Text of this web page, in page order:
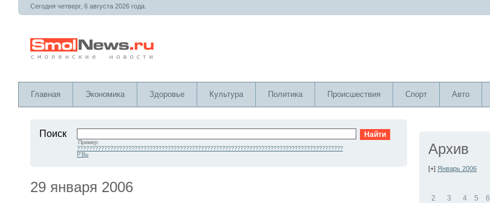
Сегодня четверг, 6 августа 2026 года.
Главная Экономика Здоровье Культура Политика Происшествия Спорт Авто
Поиск
Пример:
????????????????????????????????????????????????????????????????????????????????????????
Р’Вµ
29 января 2006
Архив
[+] Январь 2006
2
3 4 5 6